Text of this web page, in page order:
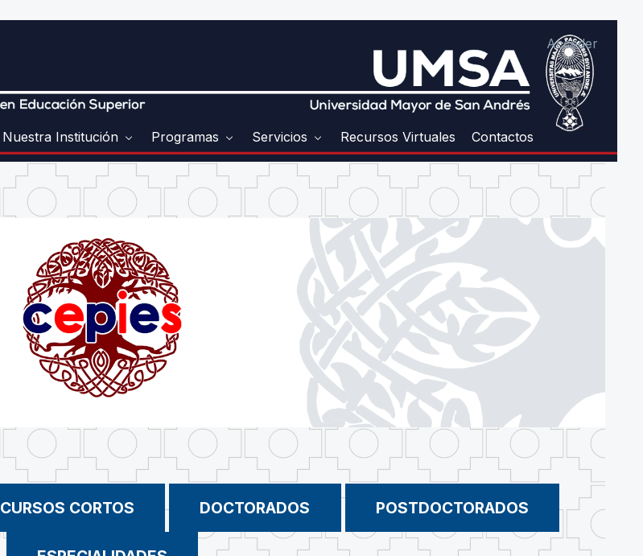
Acceder
Nuestra Institución Programas Servicios Recursos Virtuales Contactos
CURSOS CORTOS DOCTORADOS POSTDOCTORADOS